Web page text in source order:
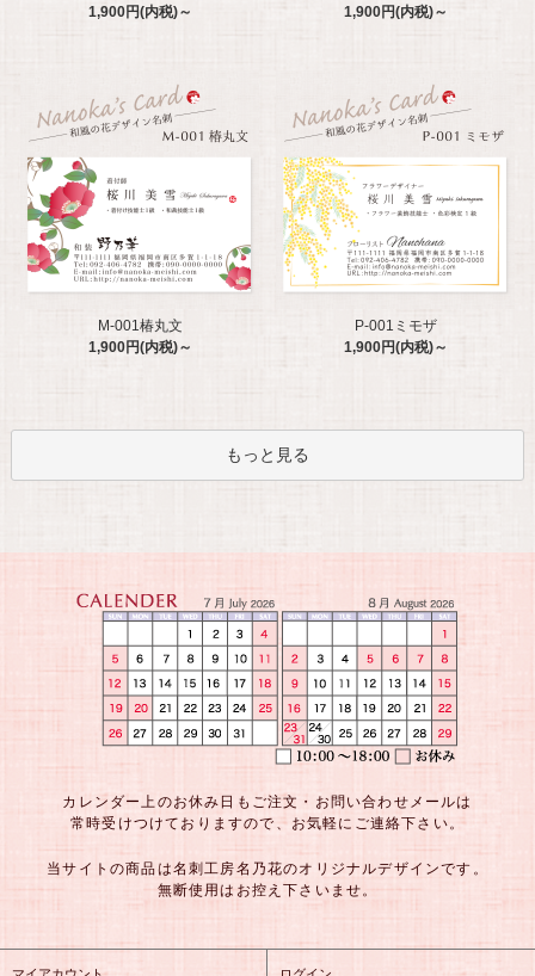
1,900円(内税)～
1,900円(内税)～
M-001椿丸文
1,900円(内税)～
P-001ミモザ
1,900円(内税)～
もっと見る
カレンダー上のお休み日もご注文・お問い合わせメールは
常時受けつけておりますので、お気軽にご連絡下さい。
当サイトの商品は名刺工房名乃花のオリジナルデザインです。
無断使用はお控え下さいませ。